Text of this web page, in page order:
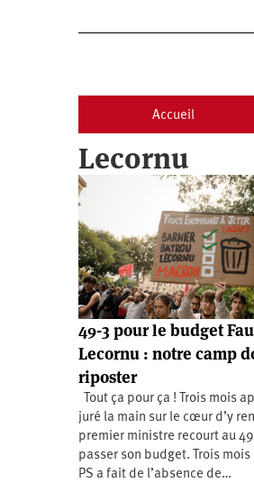
Accueil
Accueil
Communiqués
Université
d’été
Université
d’été
Université
d’été
2009
Université
d’été
2010
Université
d’été
2011
Université
d’été
Université
d’été
Vidéos
Lecornu
49-3 pour le budget
Lecornu : notre camp
riposter
Tout ça pour ça ! Trois mois
juré la main sur le cœur d’y
premier ministre recourt au
passer son budget. Trois
PS a fait de l’absence de…